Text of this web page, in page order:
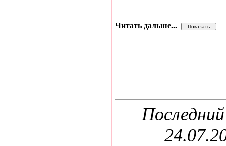
Читать дальше...